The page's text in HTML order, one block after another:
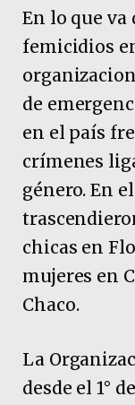
En lo que va
femicidios
de
en el país
crímenes
género. En
chicas en
mujeres en
Chaco.
La
desde el 1°